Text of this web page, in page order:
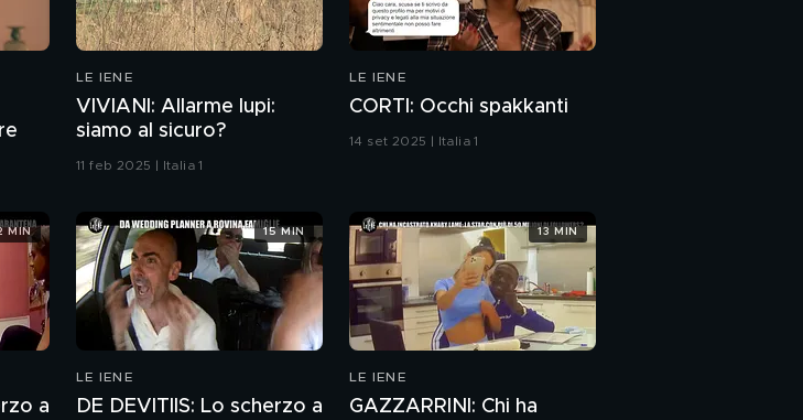
LE IENE
VIVIANI: Allarme lupi:
siamo al sicuro?
11 feb 2025 | Italia 1
LE IENE
CORTI: Occhi spakkanti
14 set 2025 | Italia 1
a
MIN
LE IENE
DE DEVITIIS: Lo scherzo a
15 MIN
LE IENE
GAZZARRINI: Chi ha
13 MIN